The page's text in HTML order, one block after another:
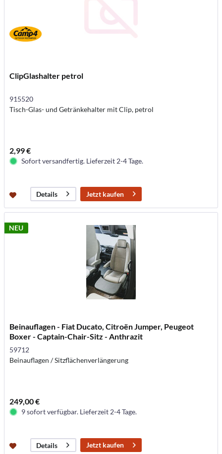
ClipGlashalter petrol
915520
Tisch-Glas- und Getränkehalter mit Clip, petrol
2,99 €
Sofort versandfertig. Lieferzeit 2-4 Tage.
Details Jetzt kaufen
NEU
Beinauflagen - Fiat Ducato, Citroën Jumper, Peugeot
Boxer - Captain-Chair-Sitz - Anthrazit
59712
Beinauflagen / Sitzflächenverlängerung
249,00 €
9 sofort verfügbar. Lieferzeit 2-4 Tage.
Details Jetzt kaufen